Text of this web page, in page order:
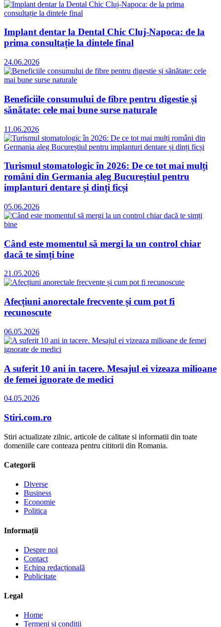
Implant dentar la Dental Chic Cluj-Napoca: de la
prima consultație la dintele final
24.06.2026
Beneficiile consumului de fibre pentru digestie și
sănătate: cele mai bune surse naturale
11.06.2026
Turismul stomatologic în 2026: De ce tot mai mulți
români din Germania aleg Bucureștiul pentru
implanturi dentare și dinți ficși
05.06.2026
Când este momentul să mergi la un control chiar
dacă te simți bine
21.05.2026
Afecțiuni anorectale frecvente și cum pot fi
recunoscute
06.05.2026
A suferit 10 ani in tacere. Mesajul ei vizeaza milioane
de femei ignorate de medici
04.05.2026
Stiri.com.ro
Stiri actualizate zilnic, articole de calitate si informatii din toate
domeniile care conteaza pentru cititorii din Romania.
Categorii
Diverse
Business
Economie
Politica
Informații
Despre noi
Contact
Echipa redacțională
Publicitate
Legal
Home
Termeni și condiții